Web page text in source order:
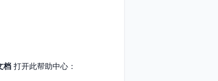
档 打开此帮助中心：